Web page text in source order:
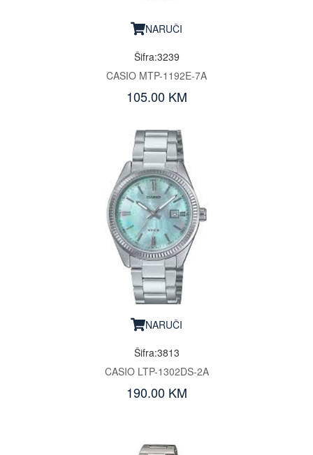
NARUČI
Šifra:3239
CASIO MTP-1192E-7A
105.00 KM
NARUČI
Šifra:3813
CASIO LTP-1302DS-2A
190.00 KM